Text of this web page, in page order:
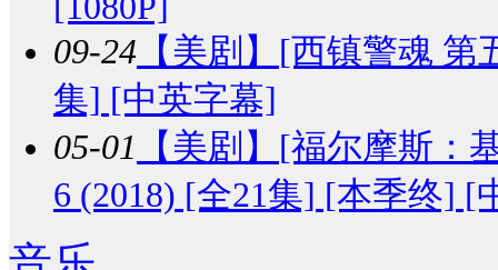
09-24 【美剧】 [西镇警魂 第
集] [中英字幕]
05-01
【美剧】 [福尔摩斯：
6 (2018) [全21集] [本季终] [